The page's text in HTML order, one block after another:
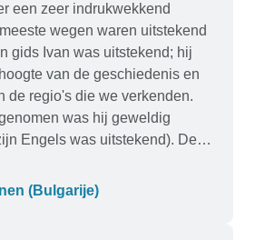
een zeer indrukwekkend
wegen waren uitstekend
gids Ivan was uitstekend; hij
van de geschiedenis en
de regio's die we verkenden.
was hij geweldig
Engels was uitstekend). De
ik ondervond, hadden te
die vóór de reis
(Bulgarije)